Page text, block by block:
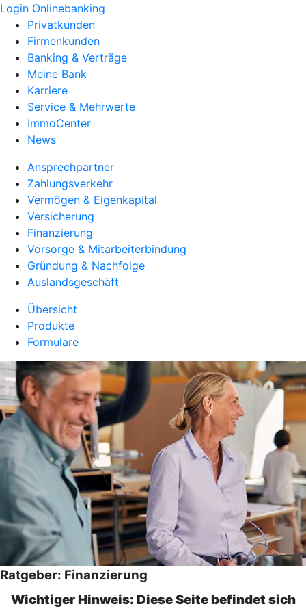
Login Onlinebanking
Privatkunden
Firmenkunden
Banking & Verträge
Meine Bank
Karriere
Service & Mehrwerte
ImmoCenter
News
Ansprechpartner
Zahlungsverkehr
Vermögen & Eigenkapital
Versicherung
Finanzierung
Vorsorge & Mitarbeiterbindung
Gründung & Nachfolge
Auslandsgeschäft
Übersicht
Produkte
Formulare
Ratgeber: Finanzierung
Wichtiger Hinweis: Diese Seite befindet sich